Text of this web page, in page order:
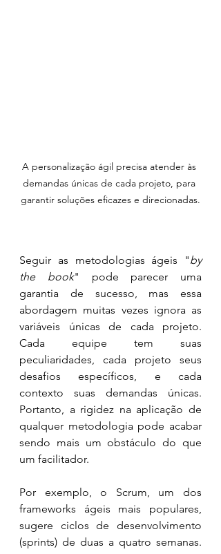
A personalização ágil precisa atender às
demandas únicas de cada projeto, para
garantir soluções eficazes e direcionadas.
Seguir as metodologias ágeis "by
the book" pode parecer uma
garantia de sucesso, mas essa
abordagem muitas vezes ignora as
variáveis únicas de cada projeto.
Cada equipe tem suas
peculiaridades, cada projeto seus
desafios específicos, e cada
contexto suas demandas únicas.
Portanto, a rigidez na aplicação de
qualquer metodologia pode acabar
sendo mais um obstáculo do que
um facilitador.
Por exemplo, o Scrum, um dos
frameworks ágeis mais populares,
sugere ciclos de desenvolvimento
(sprints) de duas a quatro semanas.